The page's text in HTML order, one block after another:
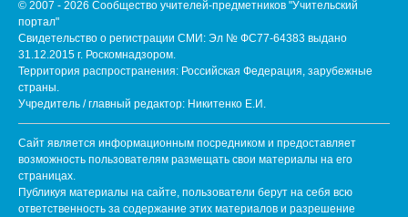
© 2007 - 2026 Сообщество учителей-предметников "Учительский
портал"
Свидетельство о регистрации СМИ: Эл № ФС77-64383 выдано
31.12.2015 г. Роскомнадзором.
Территория распространения: Российская Федерация, зарубежные
страны.
Учредитель / главный редактор: Никитенко Е.И.
Сайт является информационным посредником и предоставляет
возможность пользователям размещать свои материалы на его
страницах.
Публикуя материалы на сайте, пользователи берут на себя всю
ответственность за содержание этих материалов и разрешение